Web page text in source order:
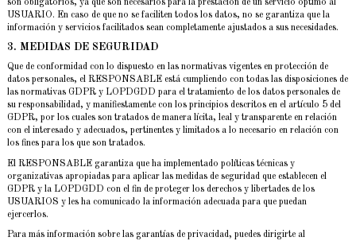
son obligatorios, ya que son necesarios para la prestación de un servicio óptimo al
USUARIO. En caso de que no se faciliten todos los datos, no se garantiza que la
información y servicios facilitados sean completamente ajustados a sus necesidades.
3. MEDIDAS DE SEGURIDAD
Que de conformidad con lo dispuesto en las normativas vigentes en protección de
datos personales, el RESPONSABLE está cumpliendo con todas las disposiciones de
las normativas GDPR y LOPDGDD para el tratamiento de los datos personales de
su responsabilidad, y manifiestamente con los principios descritos en el artículo 5 del
GDPR, por los cuales son tratados de manera lícita, leal y transparente en relación
con el interesado y adecuados, pertinentes y limitados a lo necesario en relación con
los fines para los que son tratados.
El RESPONSABLE garantiza que ha implementado políticas técnicas y
organizativas apropiadas para aplicar las medidas de seguridad que establecen el
GDPR y la LOPDGDD con el fin de proteger los derechos y libertades de los
USUARIOS y les ha comunicado la información adecuada para que puedan
ejercerlos.
Para más información sobre las garantías de privacidad, puedes dirigirte al